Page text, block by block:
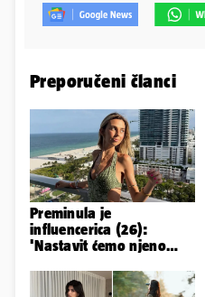
Preporučeni članci
Preminula je
influencerica (26):
'Nastavit ćemo njeno